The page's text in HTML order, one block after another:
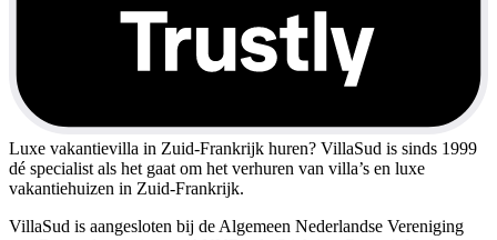
Luxe vakantievilla in Zuid-Frankrijk huren? VillaSud is sinds 1999
dé specialist als het gaat om het verhuren van villa’s en luxe
vakantiehuizen in Zuid-Frankrijk.
VillaSud is aangesloten bij de Algemeen Nederlandse Vereniging